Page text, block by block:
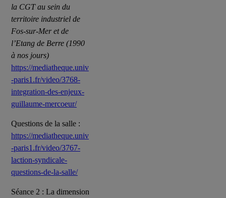
la CGT au sein du
territoire industriel de
Fos-sur-Mer et de
l’Etang de Berre (1990
à nos jours)
https://mediatheque.univ
-paris1.fr/video/3768-
integration-des-enjeux-
guillaume-mercoeur/
Questions de la salle :
https://mediatheque.univ
-paris1.fr/video/3767-
laction-syndicale-
questions-de-la-salle/
Séance 2 : La dimension